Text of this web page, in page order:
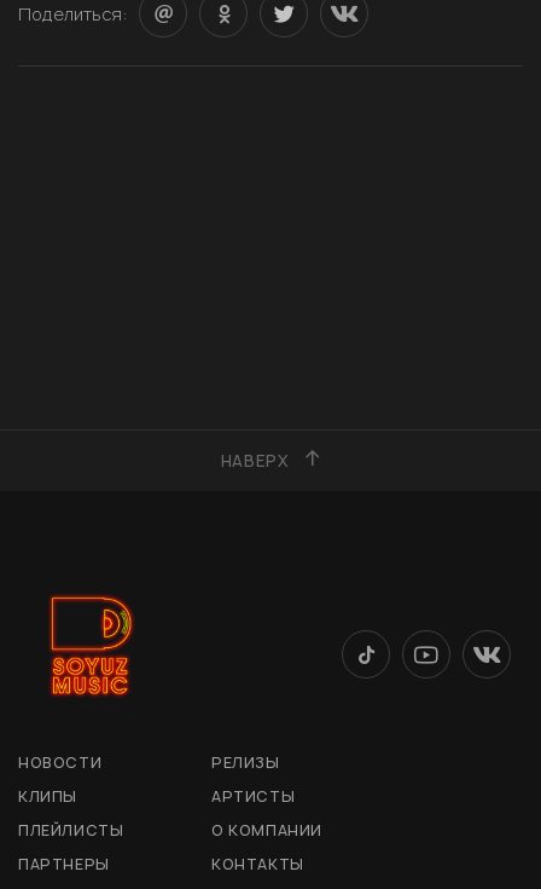
Поделиться:
НАВЕРХ
НОВОСТИ
РЕЛИЗЫ
КЛИПЫ
АРТИСТЫ
ПЛЕЙЛИСТЫ
О КОМПАНИИ
ПАРТНЕРЫ
КОНТАКТЫ